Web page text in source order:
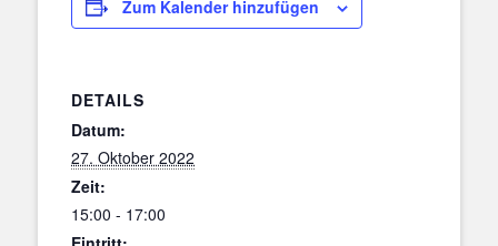
Zum Kalender hinzufügen
DETAILS
Datum:
27. Oktober 2022
Zeit:
15:00 - 17:00